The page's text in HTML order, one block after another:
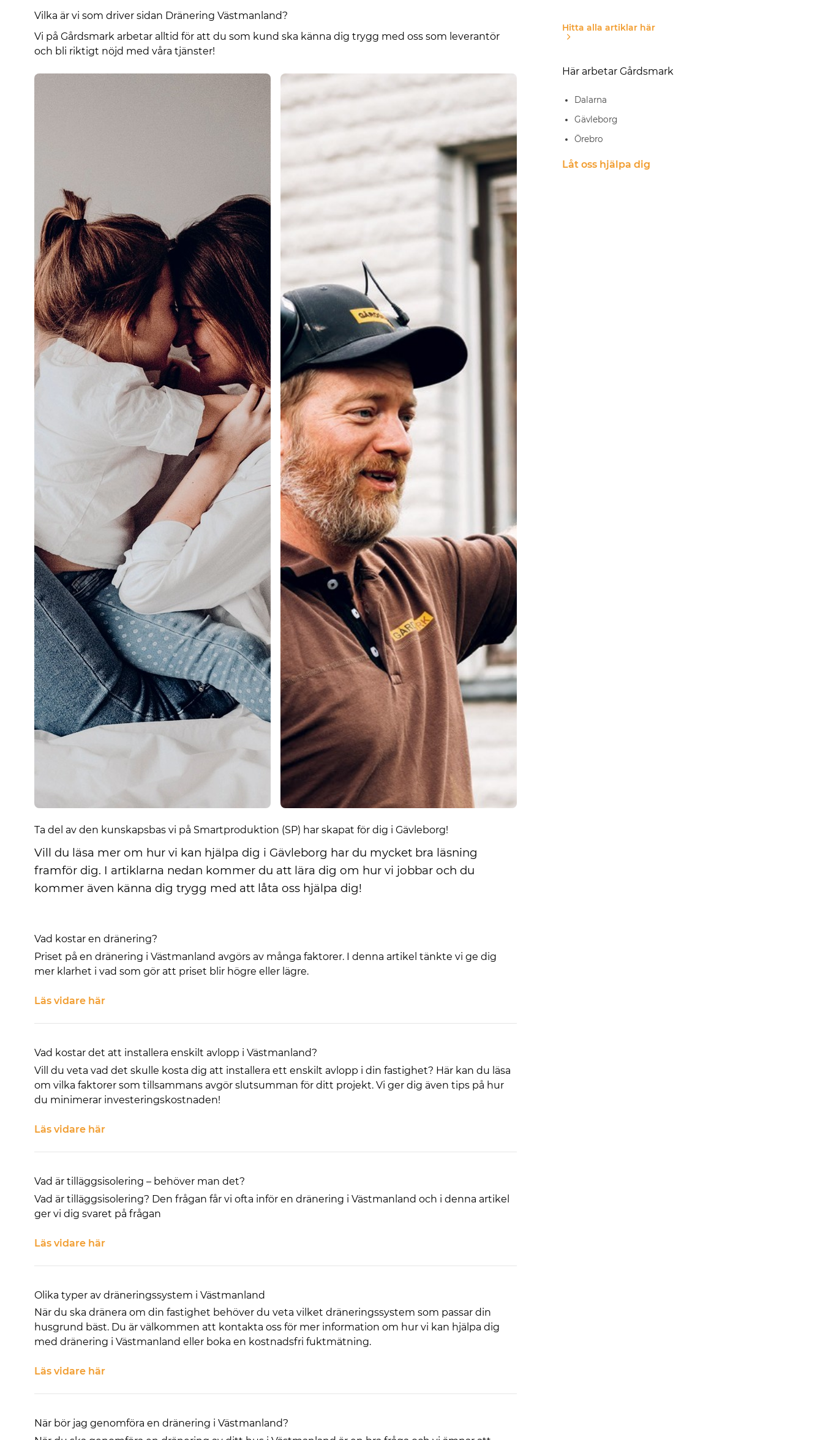
Vilka är vi som driver sidan Dränering Västmanland?
Vi på Gårdsmark arbetar alltid för att du som kund ska känna dig trygg med oss som leverantör
och bli riktigt nöjd med våra tjänster!
Ta del av den kunskapsbas vi på Smartproduktion (SP) har skapat för dig i Gävleborg!
Vill du läsa mer om hur vi kan hjälpa dig i Gävleborg har du mycket bra läsning
framför dig. I artiklarna nedan kommer du att lära dig om hur vi jobbar och du
kommer även känna dig trygg med att låta oss hjälpa dig!
Vad kostar en dränering?
Priset på en dränering i Västmanland avgörs av många faktorer. I denna artikel tänkte vi ge dig
mer klarhet i vad som gör att priset blir högre eller lägre.
Läs vidare här
Vad kostar det att installera enskilt avlopp i Västmanland?
Vill du veta vad det skulle kosta dig att installera ett enskilt avlopp i din fastighet? Här kan du läsa
om vilka faktorer som tillsammans avgör slutsumman för ditt projekt. Vi ger dig även tips på hur
du minimerar investeringskostnaden!
Läs vidare här
Vad är tilläggsisolering – behöver man det?
Vad är tilläggsisolering? Den frågan får vi ofta inför en dränering i Västmanland och i denna artikel
ger vi dig svaret på frågan
Läs vidare här
Olika typer av dräneringssystem i Västmanland
När du ska dränera om din fastighet behöver du veta vilket dräneringssystem som passar din
husgrund bäst. Du är välkommen att kontakta oss för mer information om hur vi kan hjälpa dig
med dränering i Västmanland eller boka en kostnadsfri fuktmätning.
Läs vidare här
När bör jag genomföra en dränering i Västmanland?
Hitta alla artiklar här
Här arbetar Gårdsmark
Dalarna
Gävleborg
Örebro
Låt oss hjälpa dig